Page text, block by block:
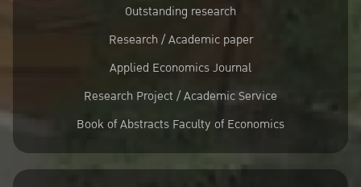
Outstanding research
Research / Academic paper
Applied Economics Journal
Research Project / Academic Service
Book of Abstracts Faculty of Economics